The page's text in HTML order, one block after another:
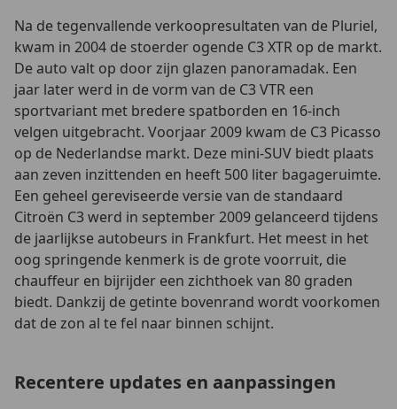
Na de tegenvallende verkoopresultaten van de Pluriel,
kwam in 2004 de stoerder ogende C3 XTR op de markt.
De auto valt op door zijn glazen panoramadak. Een
jaar later werd in de vorm van de C3 VTR een
sportvariant met bredere spatborden en 16-inch
velgen uitgebracht. Voorjaar 2009 kwam de C3 Picasso
op de Nederlandse markt. Deze mini-SUV biedt plaats
aan zeven inzittenden en heeft 500 liter bagageruimte.
Een geheel gereviseerde versie van de standaard
Citroën C3 werd in september 2009 gelanceerd tijdens
de jaarlijkse autobeurs in Frankfurt. Het meest in het
oog springende kenmerk is de grote voorruit, die
chauffeur en bijrijder een zichthoek van 80 graden
biedt. Dankzij de getinte bovenrand wordt voorkomen
dat de zon al te fel naar binnen schijnt.
Recentere updates en aanpassingen